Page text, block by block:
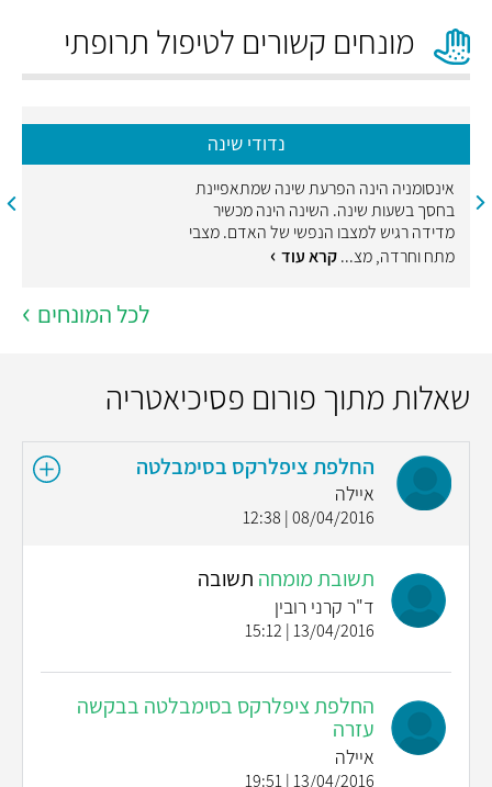
מונחים קשורים לטיפול תרופתי
נדודי שינה
אינסומניה הינה הפרעת שינה שמתאפיינת
בחסך בשעות שינה. השינה הינה מכשיר
מדידה רגיש למצבו הנפשי של האדם. מצבי
מתח וחרדה, מצ...קרא עוד
לכל המונחים
שאלות מתוך פורום פסיכיאטריה
החלפת ציפלרקס בסימבלטה
איילה
08/04/2016 | 12:38
תשובת מומחה תשובה
ד"ר קרני רובין
13/04/2016 | 15:12
החלפת ציפלרקס בסימבלטה בבקשה
עזרה
איילה
13/04/2016 | 19:51